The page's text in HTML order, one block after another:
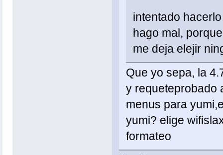
intentado
hago mal,
me deja elejir
Que yo sepa, la
y requeteprobado
menus para
yumi? elige
formateo